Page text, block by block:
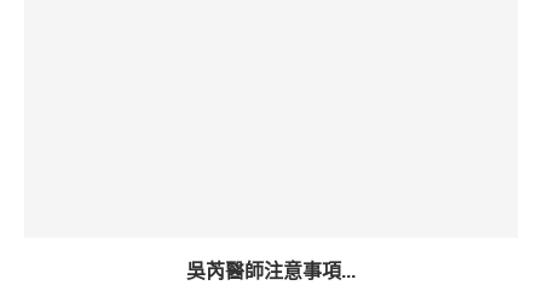
吳芮醫師注意事項...